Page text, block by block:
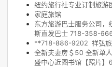
纽约旅行社专业订制旅
家庭旅馆
东方旅游巴士服务公司
斯直发巴士 718-358-
**718-886-9202 祥弘
全新夫妻房＄50 全新单
盛中心近图书馆【照片